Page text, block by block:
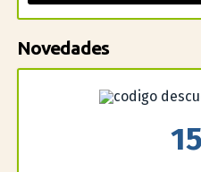
Novedades